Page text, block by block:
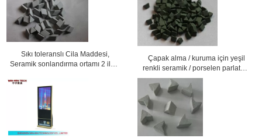
Sıkı toleranslı Cila Maddesi,
Seramik sonlandırma ortamı 2 ila 3
Çapak alma / kuruma için yeşil
renkli seramik / porselen parlatma
ortamı